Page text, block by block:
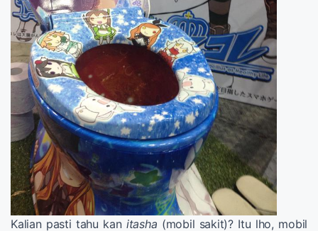
Kalian pasti tahu kan itasha (mobil sakit)? Itu lho, mobil